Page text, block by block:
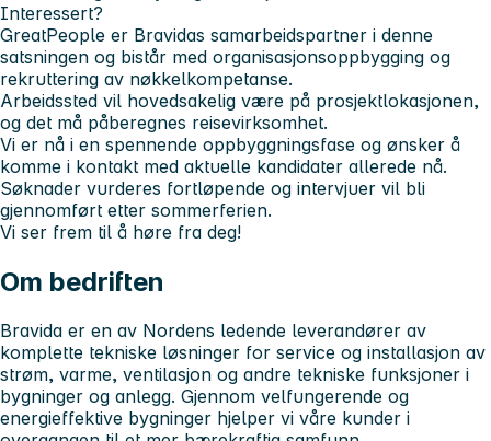
Interessert?
GreatPeople er Bravidas samarbeidspartner i denne
satsningen og bistår med organisasjonsoppbygging og
rekruttering av nøkkelkompetanse.
Arbeidssted vil hovedsakelig være på prosjektlokasjonen,
og det må påberegnes reisevirksomhet.
Vi er nå i en spennende oppbyggningsfase og ønsker å
komme i kontakt med aktuelle kandidater allerede nå.
Søknader vurderes fortløpende og intervjuer vil bli
gjennomført etter sommerferien.
Vi ser frem til å høre fra deg!
Om bedriften
Bravida er en av Nordens ledende leverandører av
komplette tekniske løsninger for service og installasjon av
strøm, varme, ventilasjon og andre tekniske funksjoner i
bygninger og anlegg. Gjennom velfungerende og
energieffektive bygninger hjelper vi våre kunder i